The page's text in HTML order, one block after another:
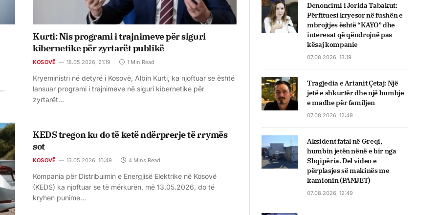
Kurti: Nis programi i trajnimeve për siguri
kibernetike për zyrtarët publikë
KOSOVË 18.05.2026, 21:19 1 Min Read
Kryeministri në detyrë i Kosovë, Albin Kurti, ka njoftuar se është
lansuar programi i trajnimeve në siguri kibernetike për
zyrtarët…
KEDS tregon ku do të ketë ndërprerje të rrymës
sot
KOSOVË 13.05.2026, 10:49 4 Mins Read
Kompania për Distribuimin e Energjisë Elektrike në Kosovë
(KEDS) ka njoftuar se të mërkurën, më 13.05.2026, do të
kryhen punime…
Denoncimi i Jorida Tabakut:
Përfituesi kryesor në fushën e
mbrojtjes është “KAYO” dhe
interesat që qëndrojnë pas
kësaj kompanie
07.08.2026, 13:19
Tragjedia e Arianit Çetaj: Një
jetë e shkurtër dhe një humbje
e madhe për familjen
07.08.2026, 12:49
Aksident fatal në Greqi,
humbin jetën nënë e bir nga
Shqipëria. Del video e
përplasjes së makinës me
kamionin (PAMJET)
07.08.2026, 12:49